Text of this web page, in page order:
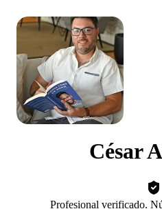
César
Profesional verificado.